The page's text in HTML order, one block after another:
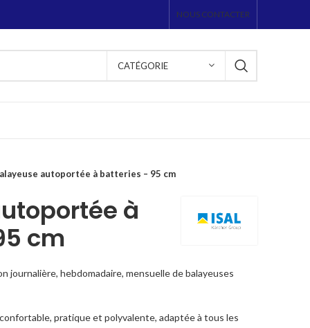
NOUS CONTACTER
CATÉGORIE
autoportée à batteries – 95 cm
à
cm
journalière, hebdomadaire, mensuelle de balayeuses
pratique et polyvalente, adaptée à tous les